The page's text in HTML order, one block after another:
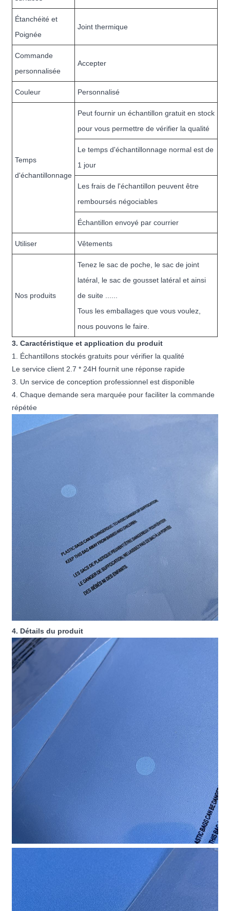
Étanchéité et
Poignée
Joint thermique
Commande
personnalisée
Accepter
Couleur Personnalisé
Temps
d'échantillonnage
Peut fournir un échantillon gratuit en stock
pour vous permettre de vérifier la qualité
Le temps d'échantillonnage normal est de
1 jour
Les frais de l'échantillon peuvent être
remboursés négociables
Échantillon envoyé par courrier
Utiliser Vêtements
Nos produits
Tenez le sac de poche, le sac de joint
latéral, le sac de gousset latéral et ainsi
de suite ......
Tous les emballages que vous voulez,
nous pouvons le faire.
3. Caractéristique et application du produit
1. Échantillons stockés gratuits pour vérifier la qualité
Le service client 2.7 * 24H fournit une réponse rapide
3. Un service de conception professionnel est disponible
4. Chaque demande sera marquée pour faciliter la commande
répétée
4. Détails du produit